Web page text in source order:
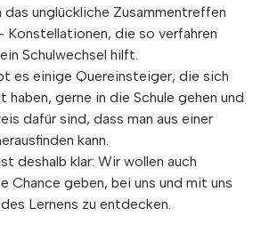
unglückliche Zusammentreffen
Konstellationen, die so verfahren
Schulwechsel hilft.
es einige Quereinsteiger, die sich
gerne in die Schule gehen und
dafür sind, dass man aus einer
kann.
deshalb klar: Wir wollen auch
Chance geben, bei uns und mit uns
Lernens zu entdecken.